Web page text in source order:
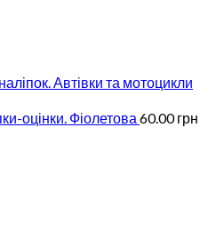
Автівки та мотоцикли
оцінки. Фіолетова 60.00грн